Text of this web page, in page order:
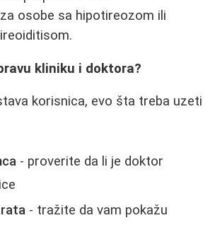
osobe sa hipotireozom ili
kliniku i doktora?
korisnica, evo šta treba uzeti
- proverite da li je doktor
- tražite da vam pokažu